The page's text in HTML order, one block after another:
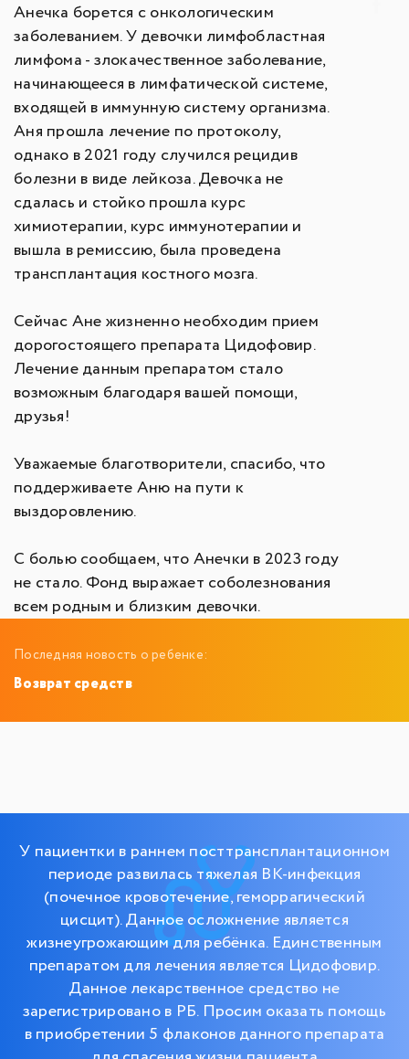
Анечка борется с онкологическим
заболеванием. У девочки лимфобластная
лимфома - злокачественное заболевание,
начинающееся в лимфатической системе,
входящей в иммунную систему организма.
Аня прошла лечение по протоколу,
однако в 2021 году случился рецидив
болезни в виде лейкоза. Девочка не
сдалась и стойко прошла курс
химиотерапии, курс иммунотерапии и
вышла в ремиссию, была проведена
трансплантация костного мозга.
Сейчас Ане жизненно необходим прием
дорогостоящего препарата Цидофовир.
Лечение данным препаратом стало
возможным благодаря вашей помощи,
друзья!
Уважаемые благотворители, спасибо, что
поддерживаете Аню на пути к
выздоровлению.
С болью сообщаем, что Анечки в 2023 году
не стало. Фонд выражает соболезнования
всем родным и близким девочки.
Последняя новость о ребенке:
Возврат средств
У пациентки в раннем посттрансплантационном
периоде развилась тяжелая ВК-инфекция
(почечное кровотечение, геморрагический
цисцит). Данное осложнение является
жизнеугрожающим для ребёнка. Единственным
препаратом для лечения является Цидофовир.
Данное лекарственное средство не
зарегистрировано в РБ. Просим оказать помощь
в приобретении 5 флаконов данного препарата